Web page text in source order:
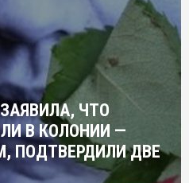
ЧТО
В КОЛОНИИ —
ПОДТВЕРДИЛИ ДВЕ